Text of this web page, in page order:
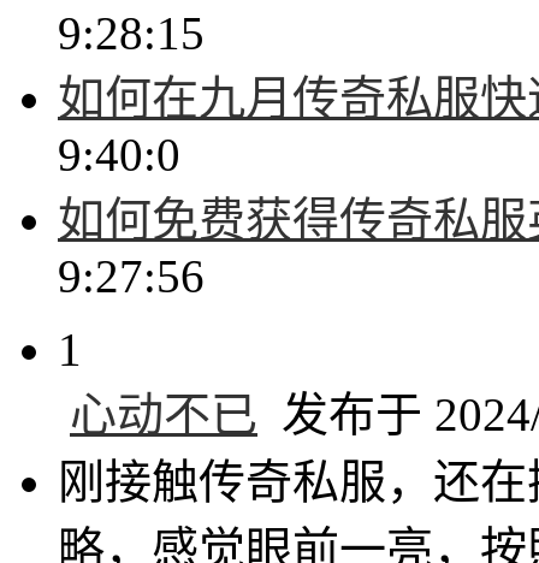
9:28:15
如何在九月传奇私服
9:40:0
如何免费获得传奇私
9:27:56
1
心动不已 发布于
刚接触传奇私服，还
略，感觉眼前一亮，